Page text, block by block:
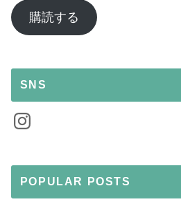
ア
ド
購読する
SNS
Instagram
POPULAR POSTS